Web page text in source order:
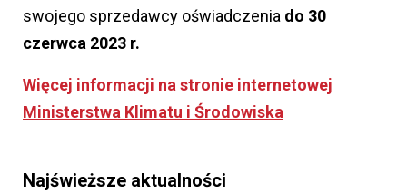
swojego sprzedawcy oświadczenia do 30
czerwca 2023 r.
Więcej informacji na stronie internetowej
Ministerstwa Klimatu i Środowiska
Najświeższe aktualności